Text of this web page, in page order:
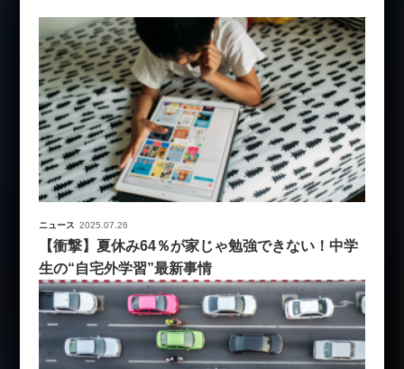
ニュース 2025.07.26
【衝撃】夏休み64％が家じゃ勉強できない！中学
生の“自宅外学習”最新事情